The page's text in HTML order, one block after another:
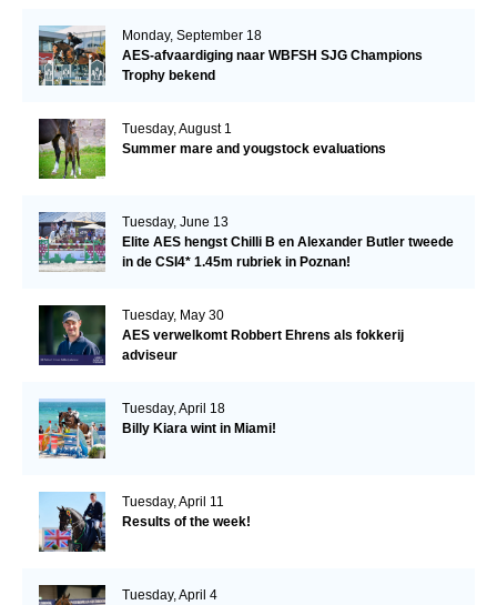
Monday, September 18
AES-afvaardiging naar WBFSH SJG Champions
Trophy bekend
Tuesday, August 1
Summer mare and yougstock evaluations
Tuesday, June 13
Elite AES hengst Chilli B en Alexander Butler tweede
in de CSI4* 1.45m rubriek in Poznan!
Tuesday, May 30
AES verwelkomt Robbert Ehrens als fokkerij
adviseur
Tuesday, April 18
Billy Kiara wint in Miami!
Tuesday, April 11
Results of the week!
Tuesday, April 4